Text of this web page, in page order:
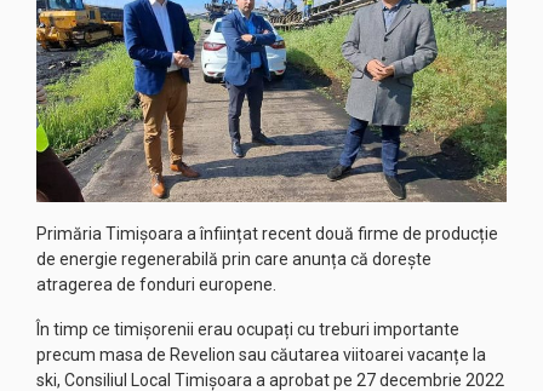
Primăria Timișoara a înființat recent două firme de producție
de energie regenerabilă prin care anunța că dorește
atragerea de fonduri europene.
În timp ce timișorenii erau ocupați cu treburi importante
precum masa de Revelion sau căutarea viitoarei vacanțe la
ski, Consiliul Local Timișoara a aprobat pe 27 decembrie 2022